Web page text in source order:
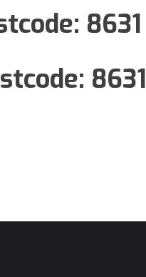
8631
8631